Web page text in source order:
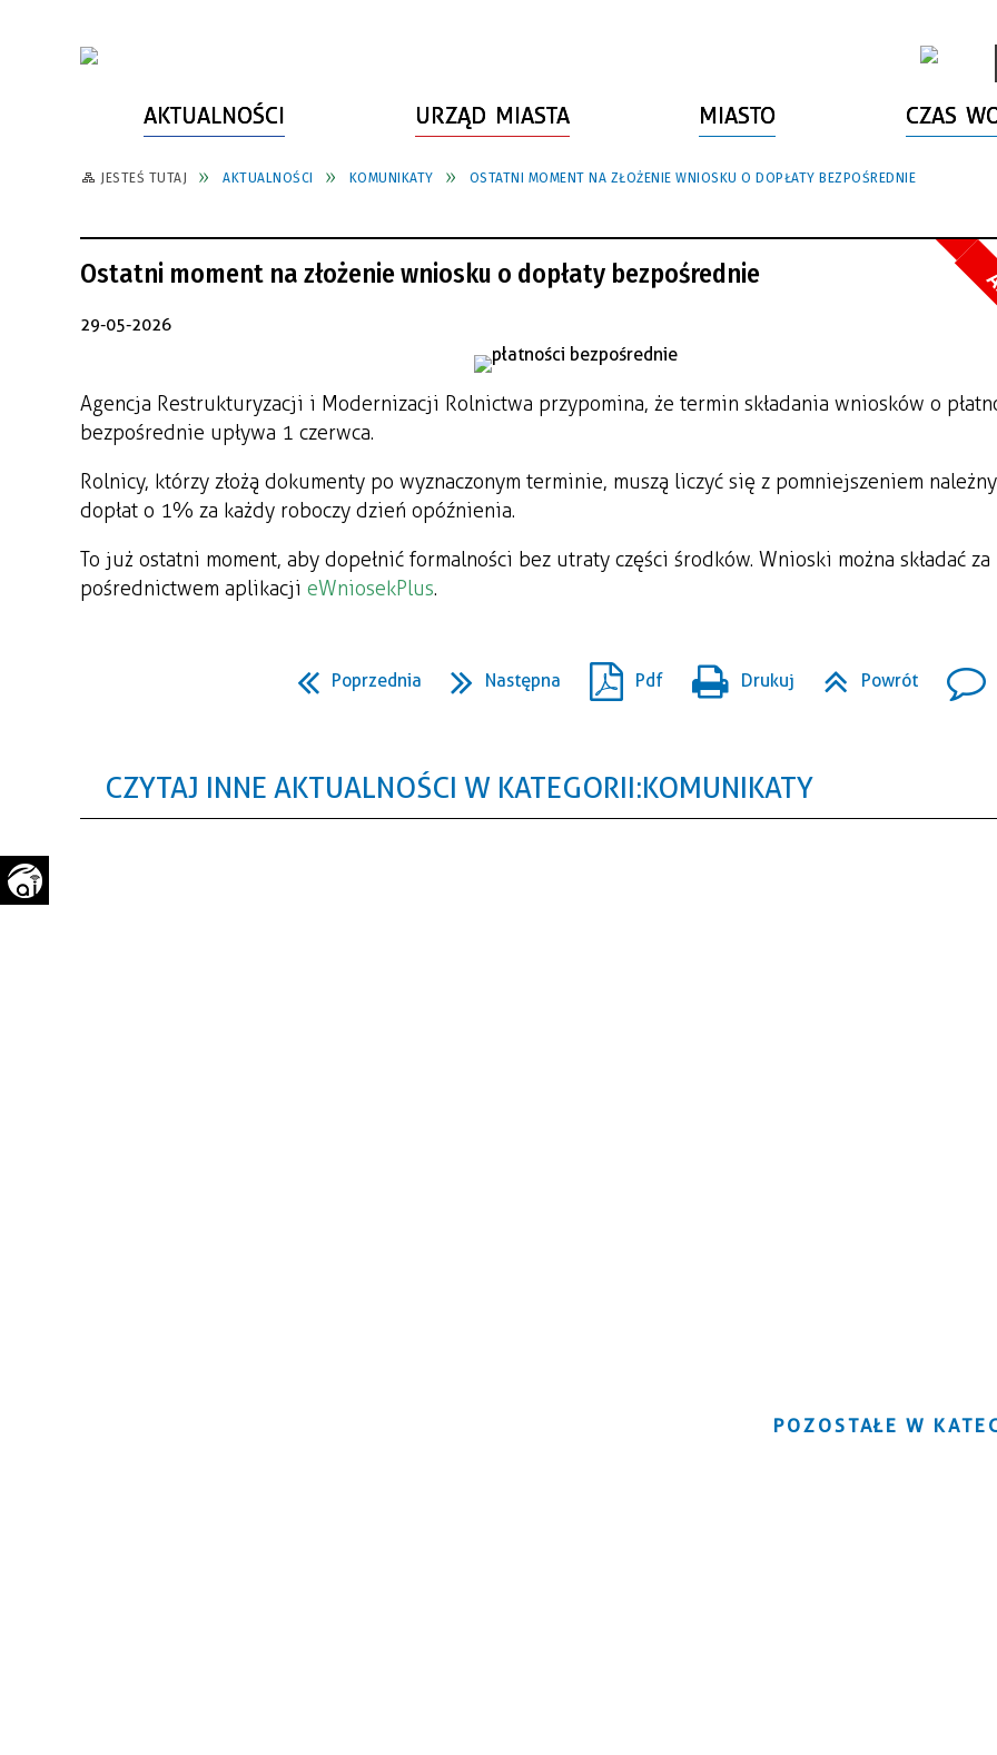
AKTUALNOŚCI URZĄD MIASTA
WŁADZE MIASTA
URZĄD STANU CYWILNEGO
RADA MIEJSKA
STRATEGIE, PLANY, PROGRAMY
MIASTO
INFORMACJE O MIEŚCIE
PARTNERZY, NGO
JEDNOSTKI MIEJSKIE
INWESTYCJE MIEJSKIE
PRZEDSIĘBIORCZOŚCI
WAŻNE TELEFONY
GAZETA SAMORZĄDOWA
"PSZOW.PL"
CZAS
SPORT
SZLAKI TURYSTYCZNE
ZABYTKI
ZAŁATW SPRAWĘ
BEZPIECZEŃSTWO
ZWIERZĘTA W GMINIE
INFORMATOR
ZAGOSPODAROWANIE
PRZESTRZENNE
JESTEŚ TUTAJ AKTUALNOŚCI KOMUNIKATY OSTATNI MOMENT NA ZŁOŻENIE WNIOSKU O DOPŁATY BEZPOŚREDNIE
Ostatni moment na złożenie wniosku o dopłaty bezpośrednie
29-05-2026
Agencja Restrukturyzacji i Modernizacji Rolnictwa przypomina, że termin składania wniosków o
bezpośrednie upływa 1 czerwca.
Rolnicy, którzy złożą dokumenty po wyznaczonym terminie, muszą liczyć się z pomniejszeniem
dopłat o 1% za każdy roboczy dzień opóźnienia.
To już ostatni moment, aby dopełnić formalności bez utraty części środków. Wnioski można składać za
pośrednictwem aplikacji eWniosekPlus.
Poprzednia Następna Pdf Drukuj Powrót
CZYTAJ INNE AKTUALNOŚCI W KATEGORII: KOMUNIKATY
POZOSTAŁE W